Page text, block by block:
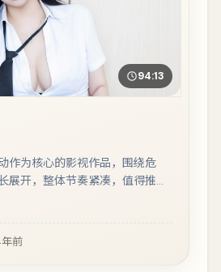
94:13
作为核心的影视作品，围绕危
展开，整体节奏紧凑，值得推荐
前